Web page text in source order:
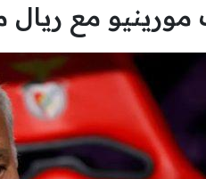
مع ريال